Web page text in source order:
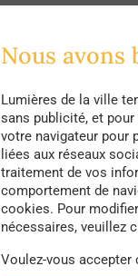
Nous
Lumières de la ville
sans publicité, et
votre navigateur pour
liées aux réseaux
traitement de vos
comportement de
cookies. Pour
nécessaires, veuillez
Voulez-vous accepter